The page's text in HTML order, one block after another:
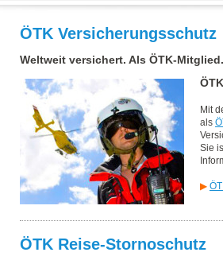
ÖTK Versicherungsschutz
Weltweit versichert. Als ÖTK-Mitglied.
Mit
als
Sie
▶
ÖTK Reise-Stornoschutz